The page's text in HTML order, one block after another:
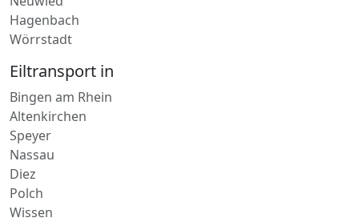
Bad Breisig
Neuwied
Wörrstadt
Eiltransport in
Bingen am Rhein
Altenkirchen
Speyer
Nassau
Diez